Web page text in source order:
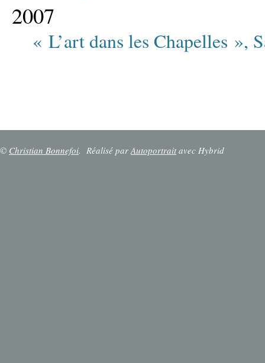
2007
« L’art dans les Chapelles »,
© Christian Bonnefoi. Réalisé parAutoportrait avec Hybrid